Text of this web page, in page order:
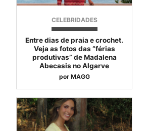
CELEBRIDADES
Entre dias de praia e crochet.
Veja as fotos das “férias
produtivas” de Madalena
Abecasis no Algarve
por MAGG